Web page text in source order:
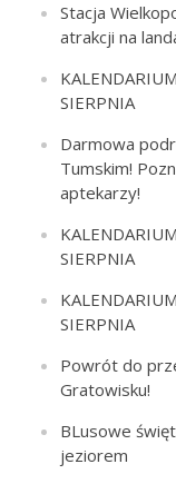
Stacja
atrakcji na
SIERPNIA
Darmowa
Tumskim!
aptekarzy!
SIERPNIA
SIERPNIA
Powrót do
Gratowisku!
BLusowe
jeziorem